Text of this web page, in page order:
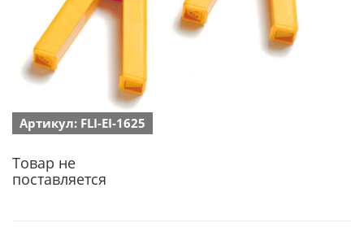
Артикул: FLI-EI-1625
Товар не
поставляется